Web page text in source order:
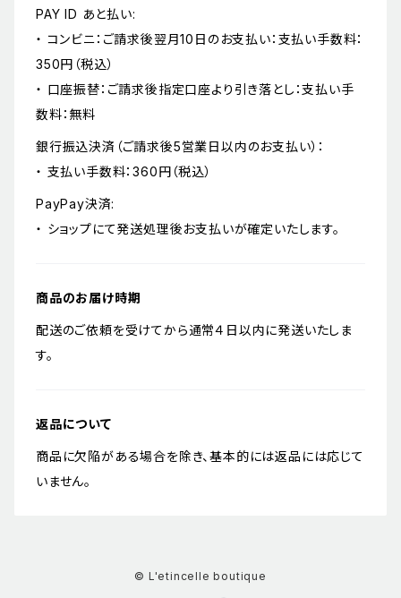
PAY ID あと払い:
・ コンビニ：ご請求後翌月10日のお支払い：支払い手数料：
350円（税込）
・ 口座振替：ご請求後指定口座より引き落とし：支払い手
数料：無料
銀行振込決済（ご請求後5営業日以内のお支払い）：
・ 支払い手数料：360円（税込）
PayPay決済:
・ ショップにて発送処理後お支払いが確定いたします。
商品のお届け時期
配送のご依頼を受けてから通常４日以内に発送いたしま
す。
返品について
商品に欠陥がある場合を除き、基本的には返品には応じて
いません。
© L'etincelle boutique